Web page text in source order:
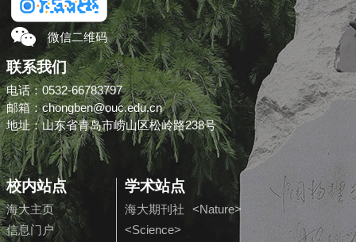
微信二维码
联系我们
电话：0532-66783797
邮箱：chongben@ouc.edu.cn
地址：山东省青岛市崂山区松岭路238号
校内站点
海大主页
信息门户
学术站点
海大期刊社
<Nature>
<Science>